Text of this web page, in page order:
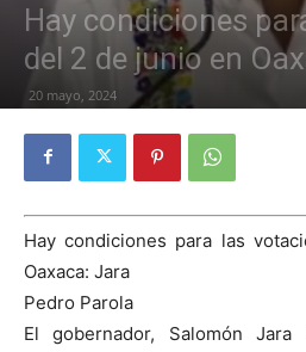
Hay condiciones
del 2 de junio en
20 mayo, 2024
Hay condiciones para las
Oaxaca: Jara
Pedro Parola
El gobernador, Salomón